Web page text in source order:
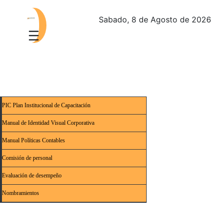
Sabado, 8 de Agosto de 2026
PIC Plan Institucional de Capacitación
Manual de Identidad Visual Corporativa
Manual Políticas Contables
Comisión de personal
Evaluación de desempeño
Nombramientos